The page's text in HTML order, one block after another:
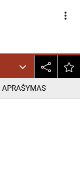
more_vert
APRAŠYMAS